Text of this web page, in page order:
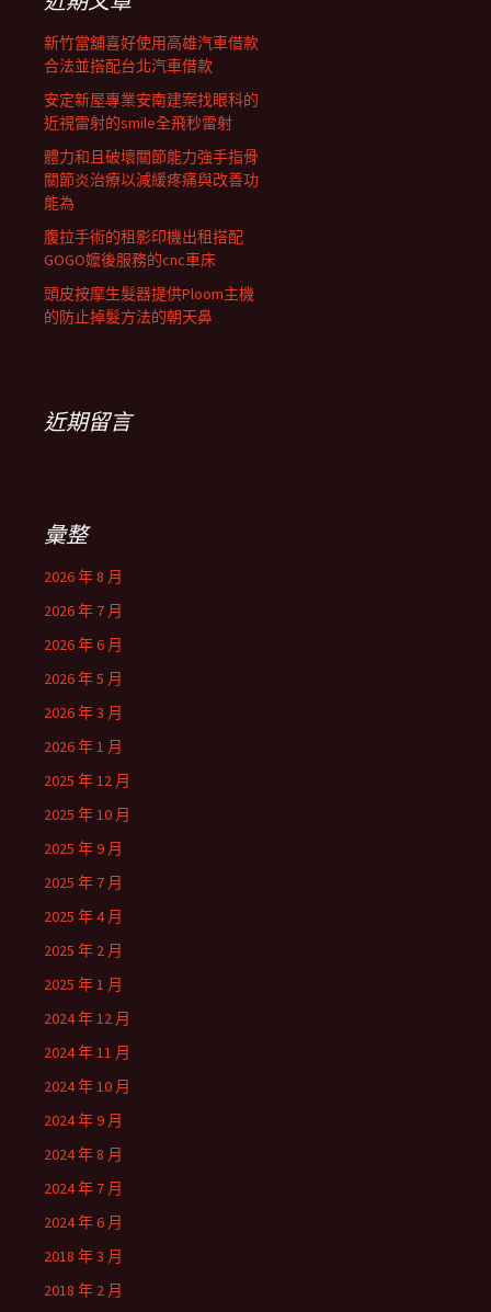
新竹當舖喜好使用高雄汽車借款
合法並搭配台北汽車借款
安定新屋專業安南建案找眼科的
近視雷射的smile全飛秒雷射
體力和且破壞關節能力強手指骨
關節炎治療以減緩疼痛與改善功
能為
腹拉手術的租影印機出租搭配
GOGO嬤後服務的cnc車床
頭皮按摩生髮器提供Ploom主機
的防止掉髮方法的朝天鼻
近期留言
彙整
2026 年 8 月
2026 年 7 月
2026 年 6 月
2026 年 5 月
2026 年 3 月
2026 年 1 月
2025 年 12 月
2025 年 10 月
2025 年 9 月
2025 年 7 月
2025 年 4 月
2025 年 2 月
2025 年 1 月
2024 年 12 月
2024 年 11 月
2024 年 10 月
2024 年 9 月
2024 年 8 月
2024 年 7 月
2024 年 6 月
2018 年 3 月
2018 年 2 月